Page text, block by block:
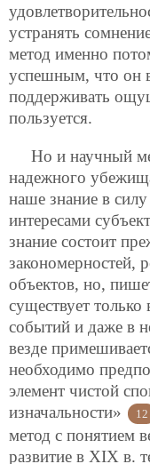
устранять
метод именно
успешным, что он
поддерживать
пользуется.
Но и научный
надежного
наше знание в
интересами
знание состоит
закономерностей,
объектов, но,
существует
событий и даже в
везде
необходимо
элемент чистой
изначальности»
12
метод с понятием
развитие в XIX в.